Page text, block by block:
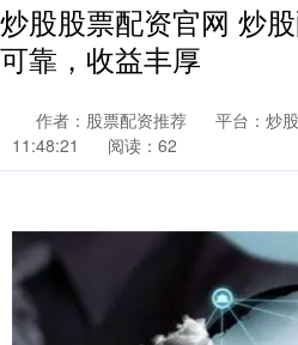
炒股股票配资官网 炒
可靠，收益丰厚
作者：股票配资推荐 平台：炒
11:48:21
阅读：62